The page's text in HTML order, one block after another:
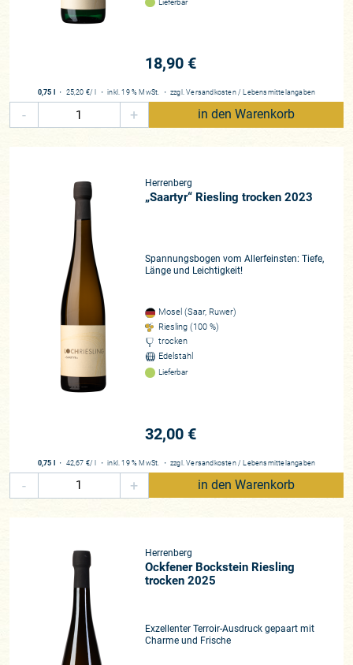
Lieferbar
18,90 €
0,75 l ・ 25,20 €/ l ・inkl. 19 % MwSt. ・ zzgl.Versandkosten / Lebensmittelangaben
- + in den Warenkorb
Herrenberg
„Saartyr“ Riesling trocken 2023
Spannungsbogen vom Allerfeinsten: Tiefe,
Länge und Leichtigkeit!
Mosel (Saar, Ruwer)
Riesling (100 %)
trocken
Edelstahl
Lieferbar
32,00 €
0,75 l ・ 42,67 €/ l ・inkl. 19 % MwSt. ・ zzgl.Versandkosten / Lebensmittelangaben
- + in den Warenkorb
Herrenberg
Ockfener Bockstein Riesling
trocken 2025
Exzellenter Terroir-Ausdruck gepaart mit
Charme und Frische